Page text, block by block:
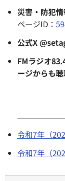
災害・防犯
ページID：
公式X
FMラジオ
ージからも聴
令和7年（
令和7年（